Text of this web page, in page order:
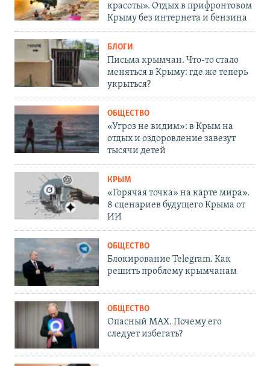
красоты». Отдых в прифронтовом
Крыму без интернета и бензина
БЛОГИ
Письма крымчан. Что-то стало
меняться в Крыму: где же теперь
укрыться?
ОБЩЕСТВО
«Угроз не видим»: в Крым на
отдых и оздоровление завезут
тысячи детей
КРЫМ
«Горячая точка» на карте мира».
8 сценариев будущего Крыма от
ИИ
ОБЩЕСТВО
Блокирование Telegram. Как
решить проблему крымчанам
ОБЩЕСТВО
Опасный MAX. Почему его
следует избегать?